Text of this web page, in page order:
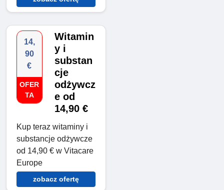
14,
90
€
OFER
TA
Witamin
y i
substan
cje
odżywcz
e od
14,90 €
Kup teraz witaminy i
substancje odżywcze
od 14,90 € w Vitacare
Europe
zobacz ofertę